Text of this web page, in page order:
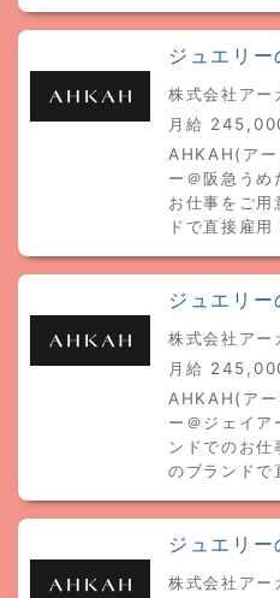
ジュエリ
株式会社ア
月給
AHKAH(アー
ー＠阪急う
お仕事をご用
ドで直接雇用
ジュエリ
株式会社ア
月給
AHKAH(アー
ー＠ジェイア
ンドでのお
のブランドで
ジュエリ
株式会社ア